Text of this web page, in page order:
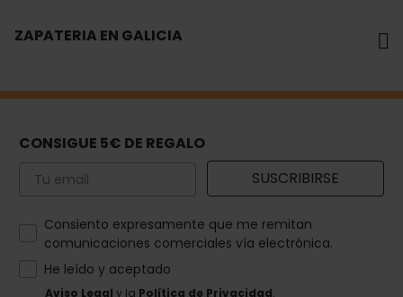
ZAPATERIA EN GALICIA
CONSIGUE 5€ DE REGALO
Email SUSCRIBIRSE
How would you like to hear from us?
Consiento expresamente que me remitan
comunicaciones comerciales vía electrónica.
He leído y aceptado
Aviso Legal y la Política de Privacidad.